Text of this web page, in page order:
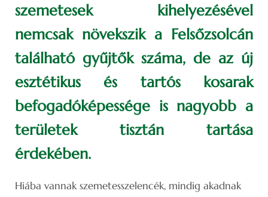
szemetesek kihelyezésével
nemcsak növekszik a Felsőzsolcán
található gyűjtők száma, de az új
esztétikus és tartós kosarak
befogadóképessége is nagyobb a
területek tisztán tartása
érdekében.
Hiába vannak szemetesszelencék, mindig akadnak